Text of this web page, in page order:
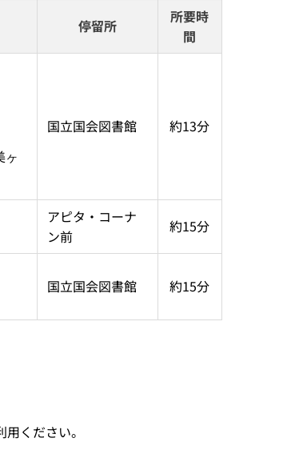
停留所
所要時
間
ヶ
国立国会図書館 約13分
アピタ・コーナ
ン前
約15分
国立国会図書館 約15分
ください。